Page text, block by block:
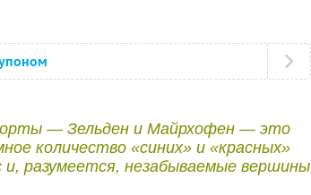
— Зельден и Майрхофен — это
количество «синих» и «красных»
и, разумеется, незабываемые вершины